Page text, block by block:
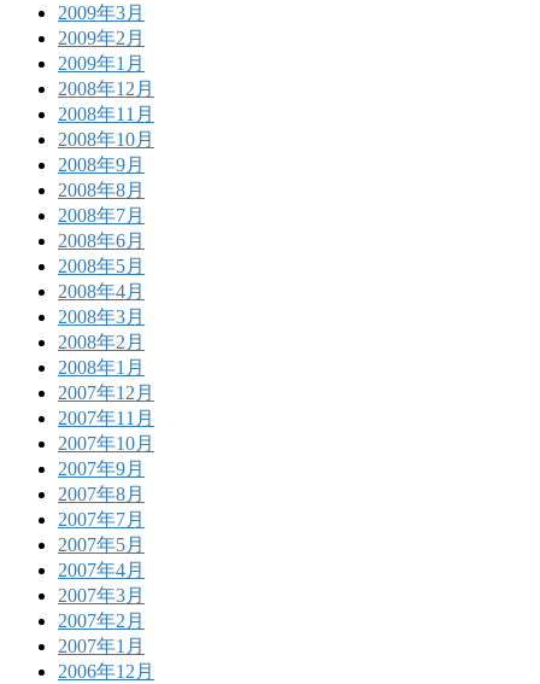
2009年3月
2009年2月
2009年1月
2008年12月
2008年11月
2008年10月
2008年9月
2008年8月
2008年7月
2008年6月
2008年5月
2008年4月
2008年3月
2008年2月
2008年1月
2007年12月
2007年11月
2007年10月
2007年9月
2007年8月
2007年7月
2007年5月
2007年4月
2007年3月
2007年2月
2007年1月
2006年12月